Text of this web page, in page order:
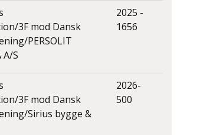
3F mod Dansk
PERSOLIT
A/S
2025 -
1656
3F mod Dansk
Sirius bygge &
2026-
500